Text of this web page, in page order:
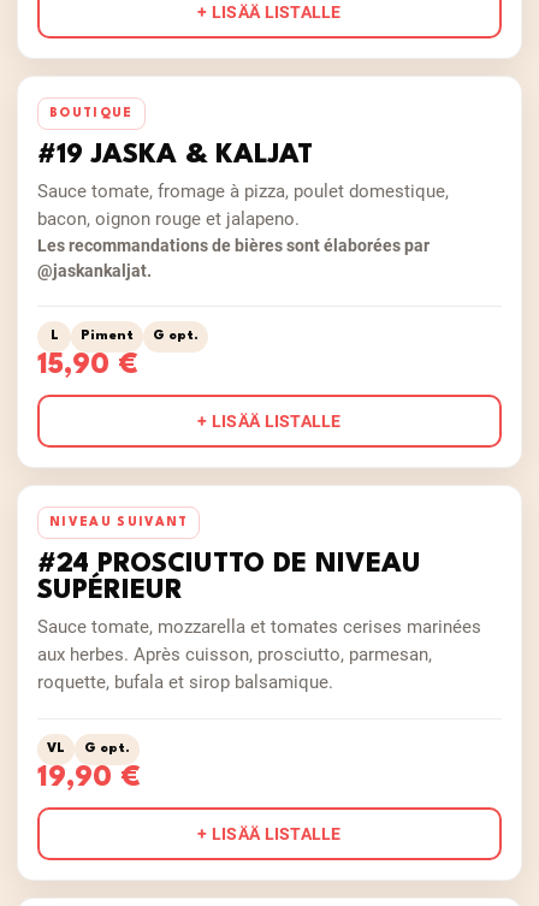
+ LISÄÄ LISTALLE
BOUTIQUE
#19 JASKA & KALJAT
Sauce tomate, fromage à pizza, poulet domestique,
bacon, oignon rouge et jalapeno.
Les recommandations de bières sont élaborées par
@jaskankaljat.
L Piment G opt.
15,90 €
+ LISÄÄ LISTALLE
NIVEAU SUIVANT
#24 PROSCIUTTO DE NIVEAU
SUPÉRIEUR
Sauce tomate, mozzarella et tomates cerises marinées
aux herbes. Après cuisson, prosciutto, parmesan,
roquette, bufala et sirop balsamique.
VL G opt.
19,90 €
+ LISÄÄ LISTALLE